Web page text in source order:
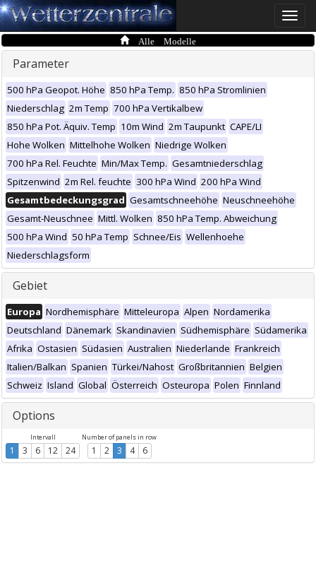
Toggle
Alle Modelle
Parameter
500 hPa Geopot. Höhe 850 hPa Temp. 850 hPa Stromlinien
Niederschlag 2m Temp 700 hPa Vertikalbew
850 hPa Pot. Äquiv. Temp 10m Wind 2m Taupunkt CAPE/LI
Hohe Wolken Mittelhohe Wolken Niedrige Wolken
700 hPa Rel. Feuchte Min/Max Temp. Gesamtniederschlag
Spitzenwind 2m Rel. feuchte 300 hPa Wind 200 hPa Wind
Gesamtbedeckungsgrad Gesamtschneehöhe Neuschneehöhe
Gesamt-Neuschnee Mittl. Wolken 850 hPa Temp. Abweichung
500 hPa Wind 50 hPa Temp Schnee/Eis Wellenhoehe
Niederschlagsform
Gebiet
Europa Nordhemisphäre Mitteleuropa Alpen Nordamerika
Deutschland Dänemark Skandinavien Südhemisphäre Südamerika
Afrika Ostasien Südasien Australien Niederlande Frankreich
Italien/Balkan Spanien Türkei/Nahost Großbritannien Belgien
Schweiz Island Global Österreich Osteuropa Polen Finnland
Options
Intervall
1 3 6 12 24
Number of panels in row
1 2 3 4 6